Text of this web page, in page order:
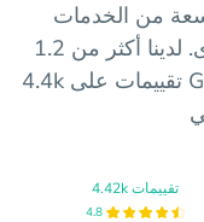
من الخدمات
الأخرى. لدينا أكثر من 1.2k تقييمات على App Store و
4.4k تقييمات على Google Play مع متوسط درجات 4.8
4.42k تقييمات
4.8